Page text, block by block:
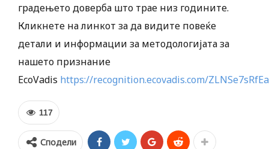
градењето доверба што трае низ годините.
Кликнете на линкот за да видите повеќе
детали и информации за методологијата за
нашето признание
EcoVadis https://recognition.ecovadis.com/
117
Сподели